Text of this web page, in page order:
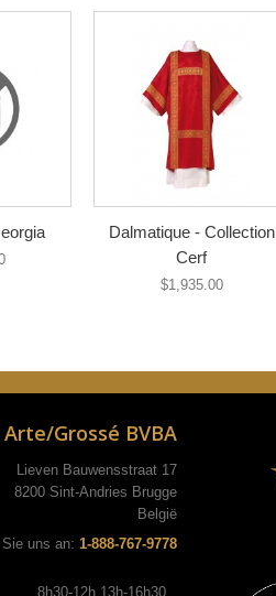
Dalmatique - Collection
Cerf
$1,935.00
Arte/Grossé BVBA
Lieven Bauwensstraat 17
8200 Sint-Andries Brugge
België
uns an: 1-888-767-9778
8h30-12h 13h-16h30